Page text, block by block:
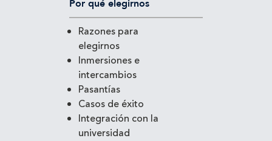
Por qué elegirnos
Razones para
elegirnos
Inmersiones e
intercambios
Pasantías
Casos de éxito
Integración con la
universidad